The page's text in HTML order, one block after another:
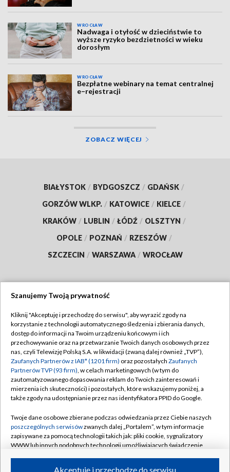
WROCŁAW
Nadwaga i otyłość w dzieciństwie to
wyższe ryzyko bezdzietności w wieku
dorosłym
WROCŁAW
Bezpłatne webinary na temat centralnej
e–rejestracji
ZOBACZ WIĘCEJ
BIAŁYSTOK / BYDGOSZCZ / GDAŃSK /
GORZÓW WLKP. / KATOWICE / KIELCE /
KRAKÓW / LUBLIN / ŁÓDŹ / OLSZTYN /
OPOLE / POZNAŃ / RZESZÓW /
SZCZECIN / WARSZAWA / WROCŁAW
TVP
Abonament TVP
Emisja w TVP
Centrum informacji TVP
Naziemna Telewizja Cyfrowa
Rada Programowa
System NOS
Informacje o nadawcy
Regulamin TVP
Polityka prywatności
Moje zgody
Pomoc
Kontakt
Kanały
Szanujemy Twoją prywatność
Kliknij "Akceptuję i przechodzę do serwisu", aby wyrazić zgody na
korzystanie z technologii automatycznego śledzenia i zbierania danych,
dostęp do informacji na Twoim urządzeniu końcowym i ich
przechowywanie oraz na przetwarzanie Twoich danych osobowych przez
nas, czyli Telewizję Polską S.A. w likwidacji (zwaną dalej również „TVP”),
Zaufanych Partnerów z IAB* (1201 firm) oraz pozostałych Zaufanych
Partnerów TVP (93 firm), w celach marketingowych (w tym do
zautomatyzowanego dopasowania reklam do Twoich zainteresowań i
mierzenia ich skuteczności) i pozostałych, które wskazujemy poniżej, a
także zgody na udostępnianie przez nas identyfikatora PPID do Google.
Twoje dane osobowe zbierane podczas odwiedzania przez Ciebie naszych
poszczególnych serwisówzwanych dalej „Portalem”, w tym informacje
zapisywane za pomocą technologii takich jak: pliki cookie, sygnalizatory
WWW lub innych podobnych technologii umożliwiających świadczenie
Akceptuję i przechodzę do serwisu